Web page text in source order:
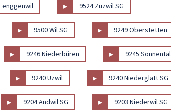
▸ 9524 Zuzwil SG
▸ 9500 Wil SG ▸ 9249 Oberstetten
▸ 9246 Niederbüren ▸ 9245 Sonnental
▸ 9240 Uzwil ▸ 9240 Niederglatt SG
▸ 9204 Andwil SG ▸ 9203 Niederwil SG